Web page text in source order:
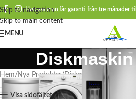
Skip to navigation
Skip to main content
Hos oss man får garanti från tre månader
MENU
Hem Nya Produkter Diskmaskiner
Visa sidofältet